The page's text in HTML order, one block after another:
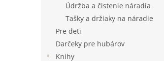
Údržba a čistenie náradia
Tašky a držiaky na náradie
Pre deti
Darčeky pre hubárov
Knihy